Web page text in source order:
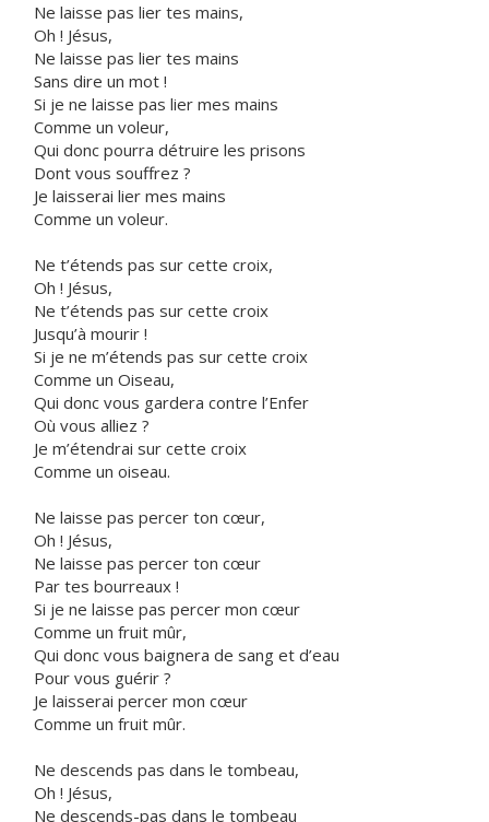
Ne laisse pas lier tes mains,
Oh ! Jésus,
Ne laisse pas lier tes mains
Sans dire un mot !
Si je ne laisse pas lier mes mains
Comme un voleur,
Qui donc pourra détruire les prisons
Dont vous souffrez ?
Je laisserai lier mes mains
Comme un voleur.
Ne t’étends pas sur cette croix,
Oh ! Jésus,
Ne t’étends pas sur cette croix
Jusqu’à mourir !
Si je ne m’étends pas sur cette croix
Comme un Oiseau,
Qui donc vous gardera contre l’Enfer
Où vous alliez ?
Je m’étendrai sur cette croix
Comme un oiseau.
Ne laisse pas percer ton cœur,
Oh ! Jésus,
Ne laisse pas percer ton cœur
Par tes bourreaux !
Si je ne laisse pas percer mon cœur
Comme un fruit mûr,
Qui donc vous baignera de sang et d’eau
Pour vous guérir ?
Je laisserai percer mon cœur
Comme un fruit mûr.
Ne descends pas dans le tombeau,
Oh ! Jésus,
Ne descends-pas dans le tombeau